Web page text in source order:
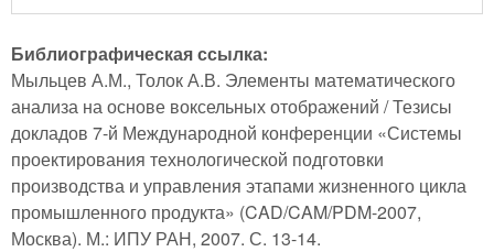
Библиографическая ссылка:
Мыльцев А.М., Толок А.В. Элементы математического
анализа на основе воксельных отображений / Тезисы
докладов 7-й Международной конференции «Системы
проектирования технологической подготовки
производства и управления этапами жизненного цикла
промышленного продукта» (CAD/CAM/PDM-2007,
Москва). М.: ИПУ РАН, 2007. С. 13-14.